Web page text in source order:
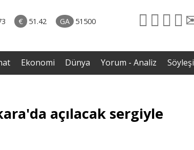
€ 51.42 GA 51500
Ekonomi Dünya Yorum - Analiz Söyleşi
açılacak sergiyle